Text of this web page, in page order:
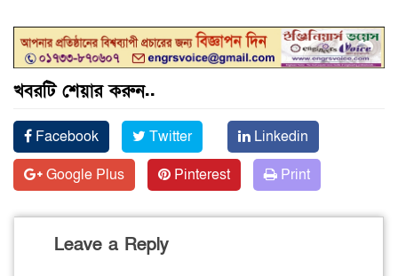
খবরটি শেয়ার করুন..
Facebook Twitter
Linkedin
Google Plus
Pinterest Print
Leave a Reply